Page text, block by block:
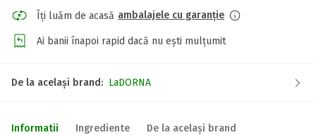
Îți luăm de acasă ambalajele cu garanție
Ai banii înapoi rapid dacă nu ești mulțumit
De la același brand: LaDORNA
Informatii Ingrediente De la același brand